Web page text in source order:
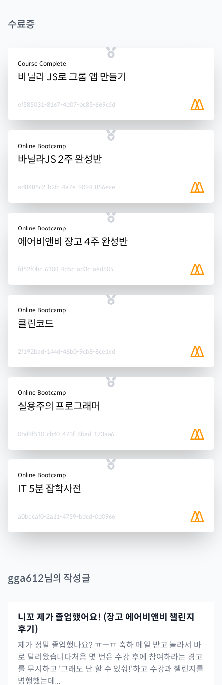
수료증
Course Complete
바닐라 JS로 크롬 앱 만들기
ef585031-8167-4d07-bc85-669c5d
Online Bootcamp
바닐라JS 2주 완성반
ad8485c2-b2fc-4a7e-9094-856eae
Online Bootcamp
에어비앤비 장고 4주 완성반
fd52f0bc-6100-4d5c-ad3c-aed805
Online Bootcamp
클린코드
2f192bad-144d-46b0-9cb8-8ce1ed
Online Bootcamp
실용주의 프로그래머
0bd9f510-cb40-473f-8bad-173aa6
Online Bootcamp
IT 5분 잡학사전
a0becaf0-2a11-4759-bdcd-0d0966
gga612님의 작성글
니꼬 제가 졸업했어요! (장고 에어비앤비 챌린지
후기)
제가 정말 졸업했나요? ㅠㅡㅠ 축하 메일 받고 놀라서 바
로 달려왔습니다처음 몇 번은 수강 후에 참여하라는 경고
를 무시하고 '그래도 난 할 수 있숴!'하고 수강과 챌린지를
병행했는데...